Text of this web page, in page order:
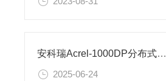
安科瑞Acrel-1000DP分布式光伏监控系统在广西大唐至浦北高速高速项目中应用
2025-06-24